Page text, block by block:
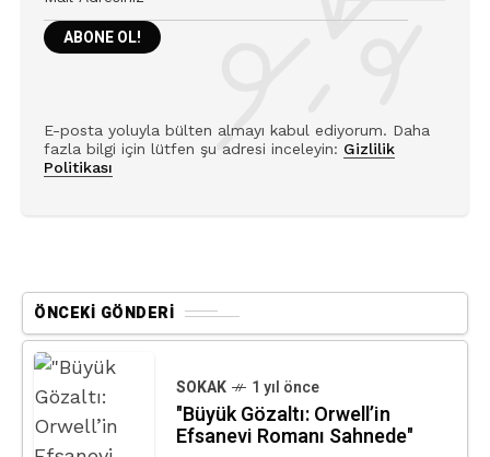
E-posta yoluyla bülten almayı kabul ediyorum. Daha
fazla bilgi için lütfen şu adresi inceleyin: Gizlilik
Politikası
ÖNCEKI GÖNDERI
SOKAK 1 yıl önce
"Büyük Gözaltı: Orwell’in
Efsanevi Romanı Sahnede"